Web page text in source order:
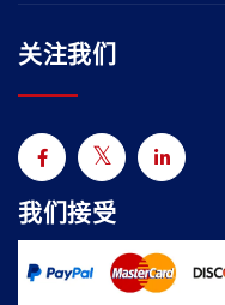
关注我们
我们接受